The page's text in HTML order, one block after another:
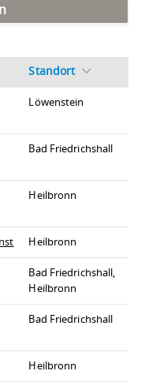
Standort
Löwenstein
Bad Friedrichshall
Heilbronn
Heilbronn
Bad Friedrichshall,
Heilbronn
Bad Friedrichshall
Heilbronn